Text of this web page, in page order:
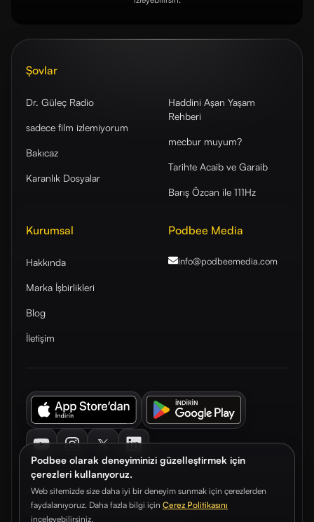
Podbee olarak deneyiminizi güzelleştirmek için
çerezleri kullanıyoruz.
Web sitemizde size daha iyi bir deneyim sunmak için çerezlerden
faydalanıyoruz. Daha fazla bilgi için Çerez Politikasını
inceleyebilirsiniz.
Şovlar
Dr. Güleç Radio
sadece film izlemiyorum
Bakıcaz
Karanlık Dosyalar
Haddini Aşan Yaşam
Rehberi
mecbur muyum?
Tarihte Acaib ve Garaib
Barış Özcan ile 111Hz
Kurumsal
Hakkında
Marka İşbirlikleri
Blog
İletişim
Podbee Media
info@podbeemedia.com
© 2026. Podbee Media. Tüm hakları saklıdır.